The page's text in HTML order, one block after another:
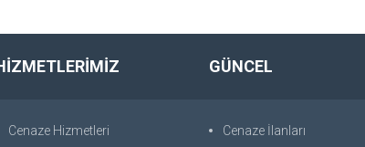
Cenaze Hizmetleri
GÜNCEL
Cenaze İlanları